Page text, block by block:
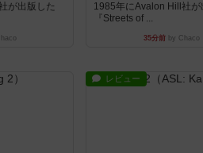
が出版した
1985年にAvalon Hill社が
『Streets of ...
35分前by Chaco
レビュー